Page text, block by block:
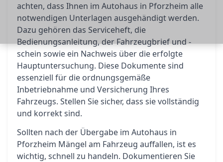
achten, dass Ihnen im Autohaus in Pforzheim alle
notwendigen Unterlagen ausgehändigt werden.
Dazu gehören das Serviceheft, die
Bedienungsanleitung, der Fahrzeugbrief und -
schein sowie ein Nachweis über die erfolgte
Hauptuntersuchung. Diese Dokumente sind
essenziell für die ordnungsgemäße
Inbetriebnahme und Versicherung Ihres
Fahrzeugs. Stellen Sie sicher, dass sie vollständig
und korrekt sind.
Sollten nach der Übergabe im Autohaus in
Pforzheim Mängel am Fahrzeug auffallen, ist es
wichtig, schnell zu handeln. Dokumentieren Sie